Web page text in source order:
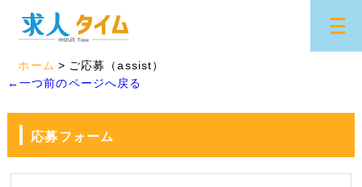
ホーム
ご応募（assist）
←一つ前のページへ戻る
応募フォーム